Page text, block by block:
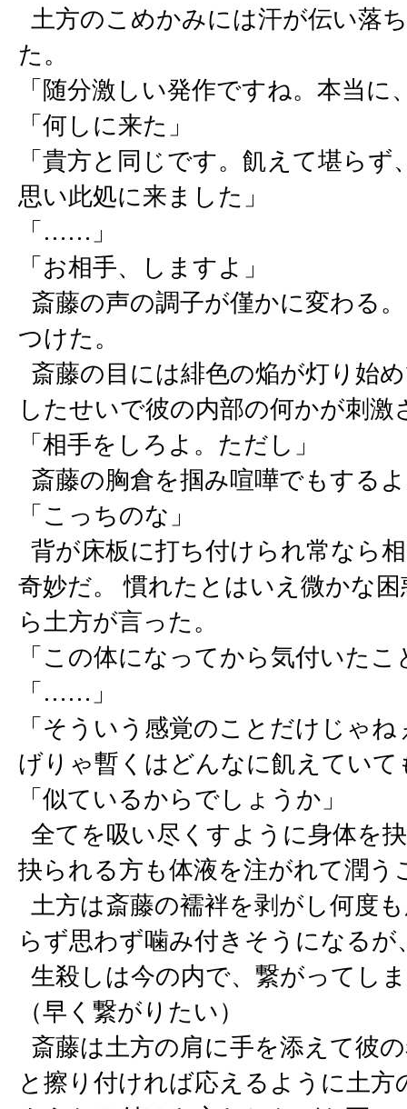
土方のこめかみには汗が伝い落
た。
「随分激しい発作ですね。本当
「何しに来た」
「貴方と同じです。飢えて堪ら
思い此処に来ました」
「……」
「お相手、しますよ」
斎藤の声の調子が僅かに変わる
つけた。
斎藤の目には緋色の焔が灯り始
したせいで彼の内部の何かが刺
「相手をしろよ。ただし」
斎藤の胸倉を掴み喧嘩でもする
「こっちのな」
背が床板に打ち付けられ常なら
奇妙だ。 慣れたとはいえ微かな
ら土方が言った。
「この体になってから気付いた
「……」
「そういう感覚のことだけじゃ
げりゃ暫くはどんなに飢えてい
「似ているからでしょうか」
全てを吸い尽くすように身体を
抉られる方も体液を注がれて潤う
土方は斎藤の襦袢を剥がし何度
らず思わず噛み付きそうになる
生殺しは今の内で、繋がってし
（早く繋がりたい）
斎藤は土方の肩に手を添えて彼
と擦り付ければ応えるように土